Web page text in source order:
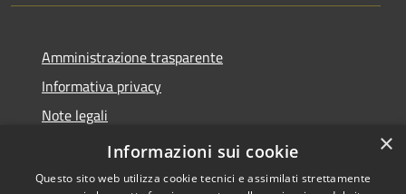
Amministrazione trasparente
Informativa privacy
Note legali
Dichiarazione di accessibilità
×
Informazioni sui cookie
Questo sito web utilizza cookie tecnici e assimilati strettamente